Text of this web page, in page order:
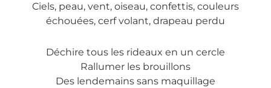
Ciels, peau, vent, oiseau, confettis, couleurs
échouées, cerf volant, drapeau perdu
Déchire tous les rideaux en un cercle
Rallumer les brouillons
Des lendemains sans maquillage